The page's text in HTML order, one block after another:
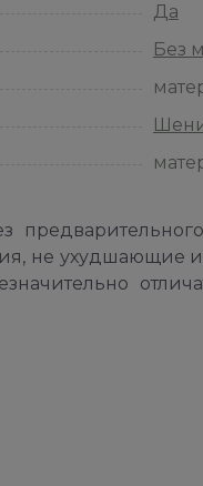
Да
Без
не ухудшающие